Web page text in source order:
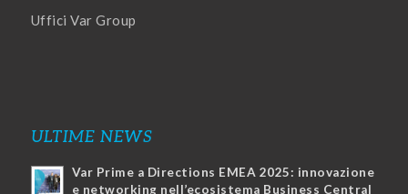
Uffici Var Group
ULTIME NEWS
Var Prime a Directions EMEA 2025: innovazione
e networking nell’ecosistema Business Central